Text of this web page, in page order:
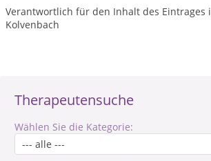
Therapeutensuche
Wählen Sie die Kategorie:
Verantwortlich für den Inhalt des Eintrages
Kolvenbach